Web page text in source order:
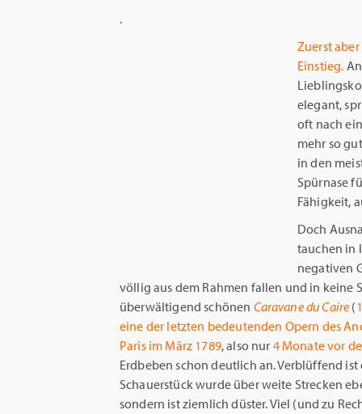
.
Zuerst
Einstieg.
elegant,
oft nach
mehr so
in den
Spürnase
Fähigkeit,
Doch
tauchen in
negativen
völlig aus dem Rahmen fallen und in keine
überwältigend schönen Caravane du Caire (
eine der letzten bedeutenden Opern des
Paris im März 1789, also nur 4 Monate vor
Erdbeben schon deutlich an. Verblüffend
Schauerstück wurde über weite Strecken
sondern ist ziemlich düster. Viel (und zu